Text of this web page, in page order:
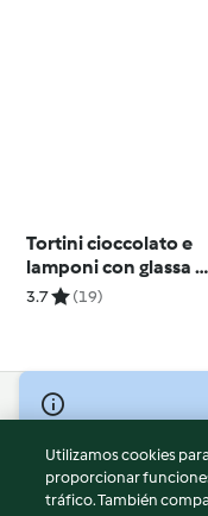
Tortini cioccolato e
lamponi con glassa al
burro
3.7 (19)
© Copyright 2026
Términos de uso
Política de privacidad
Utilizamos cookies
proporcionar
tráfico. También